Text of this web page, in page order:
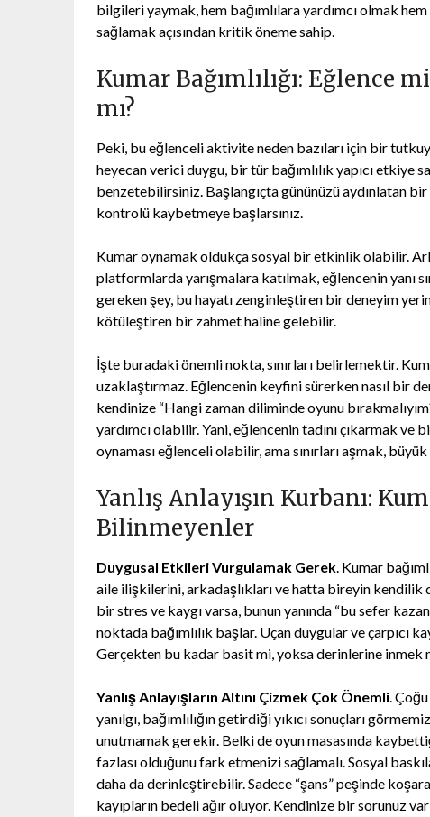
bilgileri yaymak, hem bağımlılara yardımcı olmak
sağlamak açısından kritik öneme sahip.
Kumar Bağımlılığı: Eğlence
mı?
Peki, bu eğlenceli aktivite neden bazıları için bir
heyecan verici duygu, bir tür bağımlılık yapıcı etkiye
benzetebilirsiniz. Başlangıçta gününüzü aydınlatan
kontrolü kaybetmeye başlarsınız.
Kumar oynamak oldukça sosyal bir etkinlik olabilir.
platformlarda yarışmalara katılmak, eğlencenin yanı
gereken şey, bu hayatı zenginleştiren bir deneyim
kötüleştiren bir zahmet haline gelebilir.
İşte buradaki önemli nokta, sınırları belirlemektir.
uzaklaştırmaz. Eğlencenin keyfini sürerken nasıl bir
kendinize “Hangi zaman diliminde oyunu
yardımcı olabilir. Yani, eğlencenin tadını çıkarmak
oynaması eğlenceli olabilir, ama sınırları aşmak,
Yanlış Anlayışın Kurbanı:
Bilinmeyenler
Duygusal Etkileri Vurgulamak Gerek. Kumar
aile ilişkilerini, arkadaşlıkları ve hatta bireyin
bir stres ve kaygı varsa, bunun yanında “bu sefer
noktada bağımlılık başlar. Uçan duygular ve çarpıcı
Gerçekten bu kadar basit mi, yoksa derinlerine inmek
Yanlış Anlayışların Altını Çizmek Çok Önemli.
yanılgı, bağımlılığın getirdiği yıkıcı sonuçları
unutmamak gerekir. Belki de oyun masasında
fazlası olduğunu fark etmenizi sağlamalı. Sosyal
daha da derinleştirebilir. Sadece “şans” peşinde
kayıpların bedeli ağır oluyor. Kendinize bir sorunuz